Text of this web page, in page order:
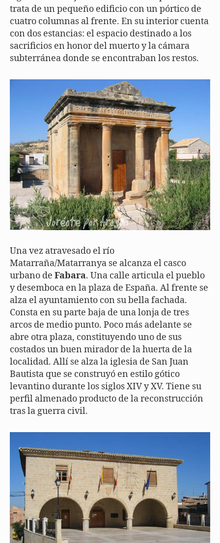
trata de un pequeño edificio con un pórtico de
cuatro columnas al frente. En su interior cuenta
con dos estancias: el espacio destinado a los
sacrificios en honor del muerto y la cámara
subterránea donde se encontraban los restos.
Una vez atravesado el río
Matarraña/Matarranya se alcanza el casco
urbano de Fabara. Una calle articula el pueblo
y desemboca en la plaza de España. Al frente se
alza el ayuntamiento con su bella fachada.
Consta en su parte baja de una lonja de tres
arcos de medio punto. Poco más adelante se
abre otra plaza, constituyendo uno de sus
costados un buen mirador de la huerta de la
localidad. Allí se alza la iglesia de San Juan
Bautista que se construyó en estilo gótico
levantino durante los siglos XIV y XV. Tiene su
perfil almenado producto de la reconstrucción
tras la guerra civil.